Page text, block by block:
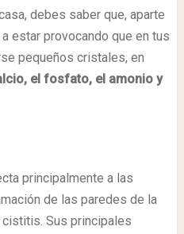
debes saber que, aparte
estar provocando que en tus
pequeños cristales, en
el fosfato, el amonio y
principalmente a las
de las paredes de la
Sus principales